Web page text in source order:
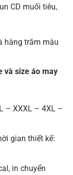
CD muối tiêu,
hàng trăm màu
và size áo may
– XXXL – 4XL –
gian thiết kế:
in chuyển